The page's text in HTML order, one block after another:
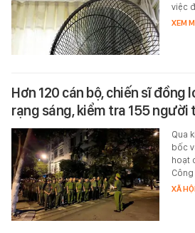
việc
XEM
Hơn 120 cán bộ, chiến sĩ đồng
rạng sáng, kiểm tra 155 người
Qua
bốc
hoạt
XÃ